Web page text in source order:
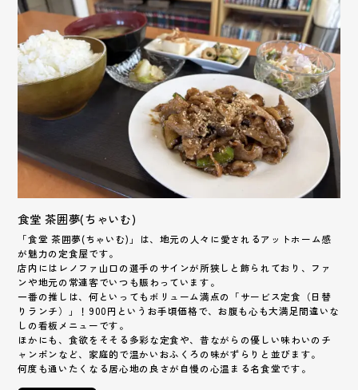
食堂 茶囲夢(ちゃいむ)
「食堂 茶囲夢(ちゃいむ)」は、地元の人々に愛されるアットホーム感
が魅力の定食屋です。
店内にはレノファ山口の選手のサインが所狭しと飾られており、ファ
ンや地元の常連客でいつも賑わっています。
一番の推しは、何といってもボリューム満点の「サービス定食（日替
りランチ）」！900円というお手頃価格で、お腹も心も大満足間違いな
しの看板メニューです。
ほかにも、食欲をそそる多彩な定食や、昔ながらの優しい味わいのチ
ャンポンなど、家庭的で温かいおふくろの味がずらりと並びます。
何度も通いたくなる居心地の良さが自慢の心温まる名食堂です。